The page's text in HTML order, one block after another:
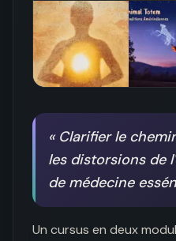
« Clarifier le
les distorsions de
de médecine
Un cursus en deux